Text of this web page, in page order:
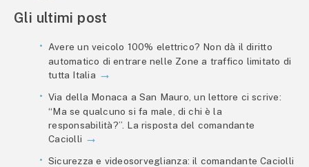
Gli ultimi post
Avere un veicolo 100% elettrico? Non dà il diritto
automatico di entrare nelle Zone a traffico limitato di
tutta Italia
Via della Monaca a San Mauro, un lettore ci scrive:
“Ma se qualcuno si fa male, di chi è la
responsabilità?”. La risposta del comandante
Caciolli
Sicurezza e videosorveglianza: il comandante Caciolli